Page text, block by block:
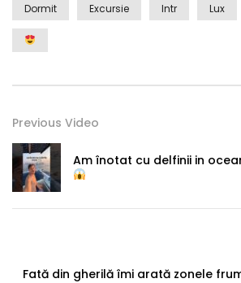
Dormit Excursie Intr Lux
Previous Video
Am înotat cu delfinii in
Fată din gherilă îmi arată zonele